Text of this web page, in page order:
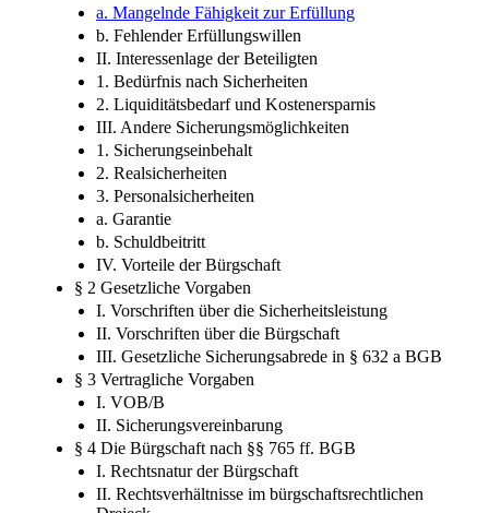
a. Mangelnde Fähigkeit zur Erfüllung
b. Fehlender Erfüllungswillen
II. Interessenlage der Beteiligten
1. Bedürfnis nach Sicherheiten
2. Liquiditätsbedarf und Kostenersparnis
III. Andere Sicherungsmöglichkeiten
1. Sicherungseinbehalt
2. Realsicherheiten
3. Personalsicherheiten
a. Garantie
b. Schuldbeitritt
IV. Vorteile der Bürgschaft
§ 2 Gesetzliche Vorgaben
I. Vorschriften über die Sicherheitsleistung
II. Vorschriften über die Bürgschaft
III. Gesetzliche Sicherungsabrede in § 632 a BGB
§ 3 Vertragliche Vorgaben
I. VOB/B
II. Sicherungsvereinbarung
§ 4 Die Bürgschaft nach §§ 765 ff. BGB
I. Rechtsnatur der Bürgschaft
II. Rechtsverhältnisse im bürgschaftsrechtlichen